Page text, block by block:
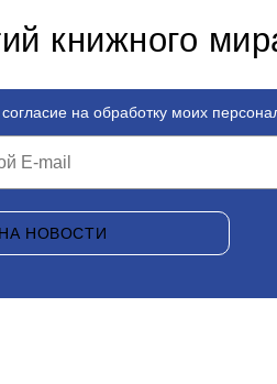
книжного
на обработку моих
НОВОСТИ